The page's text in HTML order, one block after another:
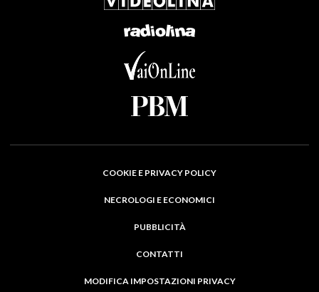
COOKIE E PRIVACY POLICY
NECROLOGI E ECONOMICI
PUBBLICITÀ
CONTATTI
MODIFICA IMPOSTAZIONI PRIVACY